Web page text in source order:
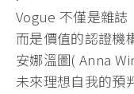
Vogue 不僅是雜誌
而是價值的認證機
安娜溫圖( Anna
未來理想自我的預